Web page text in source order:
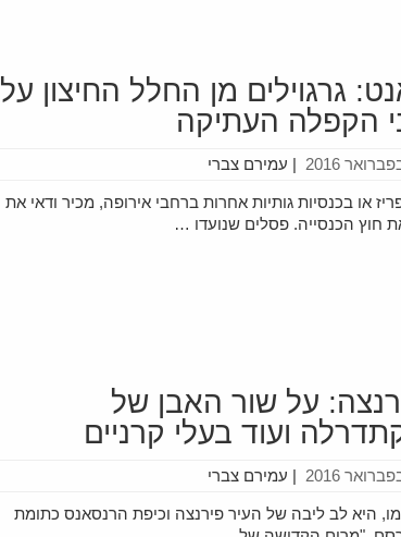
גרגוילים מן החלל החיצון על
הקפלה העתיקה
עמירם צברי |
או בכנסיות גותיות אחרות ברחבי אירופה, מכיר ודאי את
חוץ הכנסייה. פסלים שנועדו …
על שור האבן של
ועוד בעלי קרניים
עמירם צברי |
היא לב ליבה של העיר פירנצה וכיפת הרנסאנס כתומת